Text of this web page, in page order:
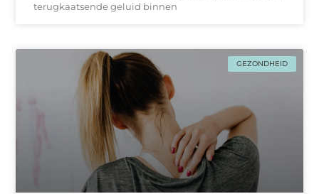
terugkaatsende geluid binnen
GEZONDHEID